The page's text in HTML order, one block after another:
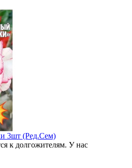
3шт (Ред.Сем)
к долгожителям. У нас